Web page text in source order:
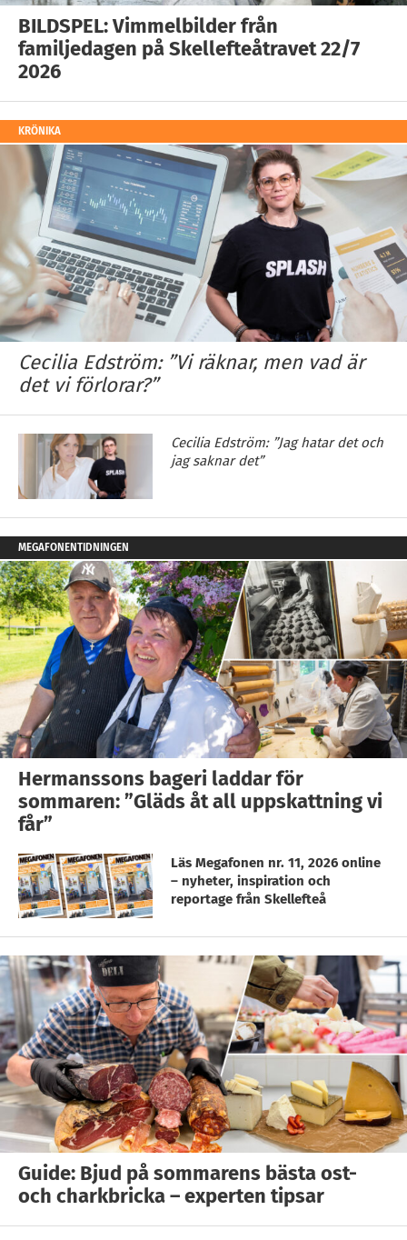
BILDSPEL: Vimmelbilder från
familjedagen på Skellefteåtravet 22/7
2026
KRÖNIKA
Cecilia Edström: ”Vi räknar, men vad är
det vi förlorar?”
Cecilia Edström: ”Jag hatar det och
jag saknar det”
MEGAFONENTIDNINGEN
Hermanssons bageri laddar för
sommaren: ”Gläds åt all uppskattning vi
får”
Läs Megafonen nr. 11, 2026 online
– nyheter, inspiration och
reportage från Skellefteå
Guide: Bjud på sommarens bästa ost-
och charkbricka – experten tipsar